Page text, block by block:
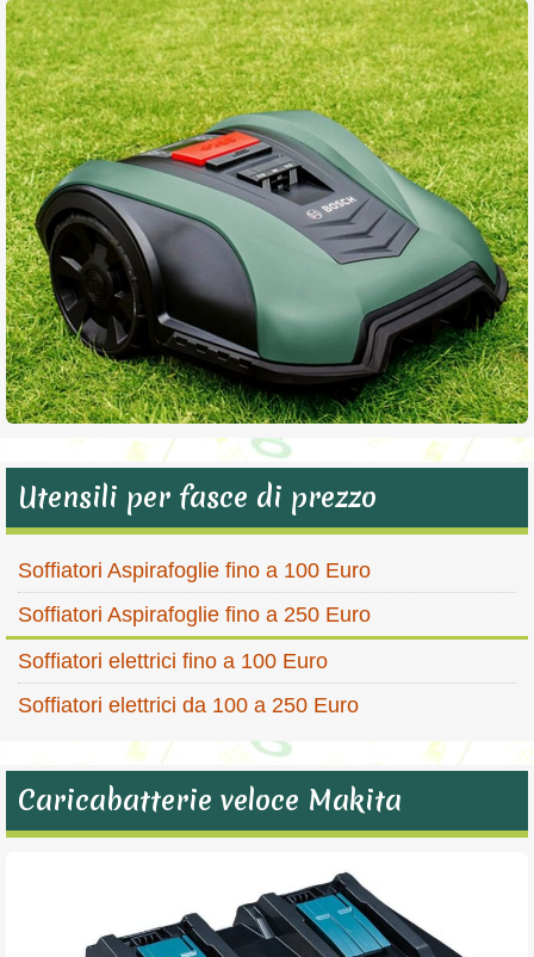
Utensili per fasce di prezzo
Soffiatori Aspirafoglie fino a 100 Euro
Soffiatori Aspirafoglie fino a 250 Euro
Soffiatori elettrici fino a 100 Euro
Soffiatori elettrici da 100 a 250 Euro
Caricabatterie veloce Makita